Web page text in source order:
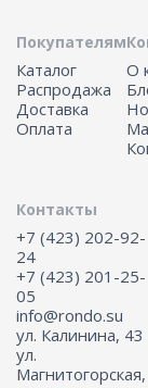
Покупателям
Каталог
Распродажа
Доставка
Оплата
О
Контакты
+7 (423) 202-92-
24
+7 (423) 201-25-
05
info@rondo.su
ул. Калинина, 43
ул.
Магнитогорская,